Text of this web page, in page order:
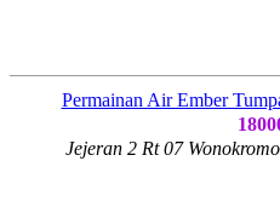
Permainan Air Ember
Jejeran 2 Rt 07